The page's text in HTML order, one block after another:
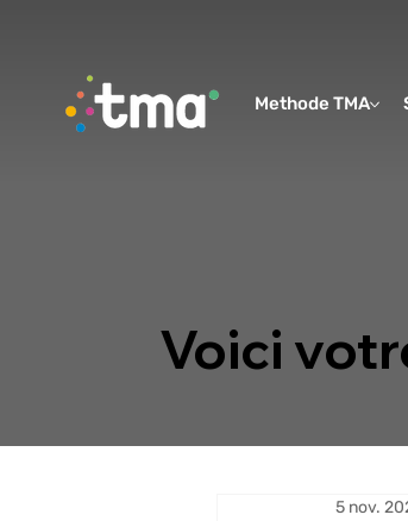
Methode TMA
Voici
5 nov.